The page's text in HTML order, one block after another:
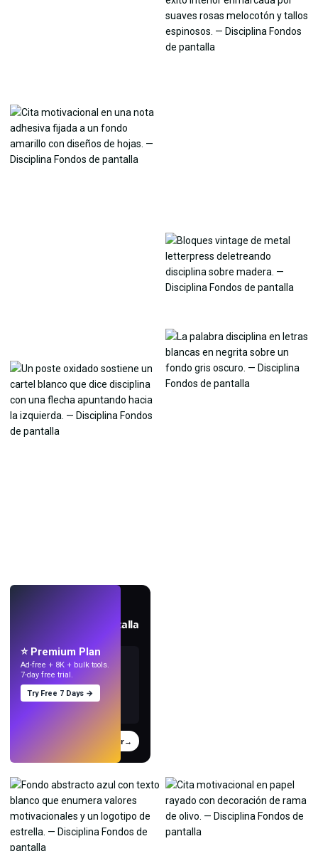
Crea fondos de pantalla
Probar→
⭐ Premium Plan
Ad-free + 8K + bulk tools.
7-day free trial.
Try Free 7 Days →